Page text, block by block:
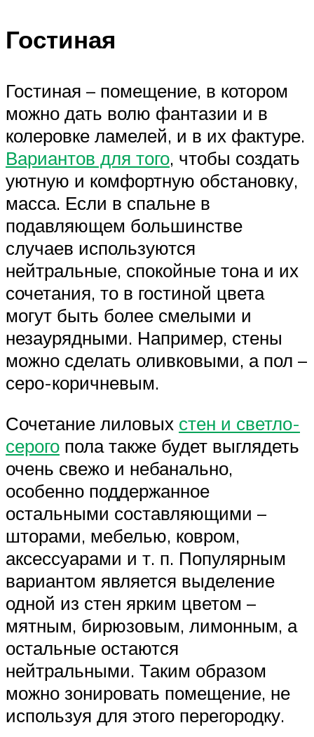
Гостиная
Гостиная – помещение, в котором
можно дать волю фантазии и в
колеровке ламелей, и в их фактуре.
Вариантов для того, чтобы создать
уютную и комфортную обстановку,
масса. Если в спальне в
подавляющем большинстве
случаев используются
нейтральные, спокойные тона и их
сочетания, то в гостиной цвета
могут быть более смелыми и
незаурядными. Например, стены
можно сделать оливковыми, а пол –
серо-коричневым.
Сочетание лиловых стен и светло-
серого пола также будет выглядеть
очень свежо и небанально,
особенно поддержанное
остальными составляющими –
шторами, мебелью, ковром,
аксессуарами и т. п. Популярным
вариантом является выделение
одной из стен ярким цветом –
мятным, бирюзовым, лимонным, а
остальные остаются
нейтральными. Таким образом
можно зонировать помещение, не
используя для этого перегородку.